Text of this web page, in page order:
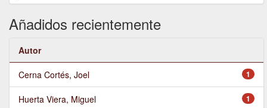
Añadidos recientemente
Autor
1
Cerna Cortés, Joel
1
Huerta Viera, Miguel